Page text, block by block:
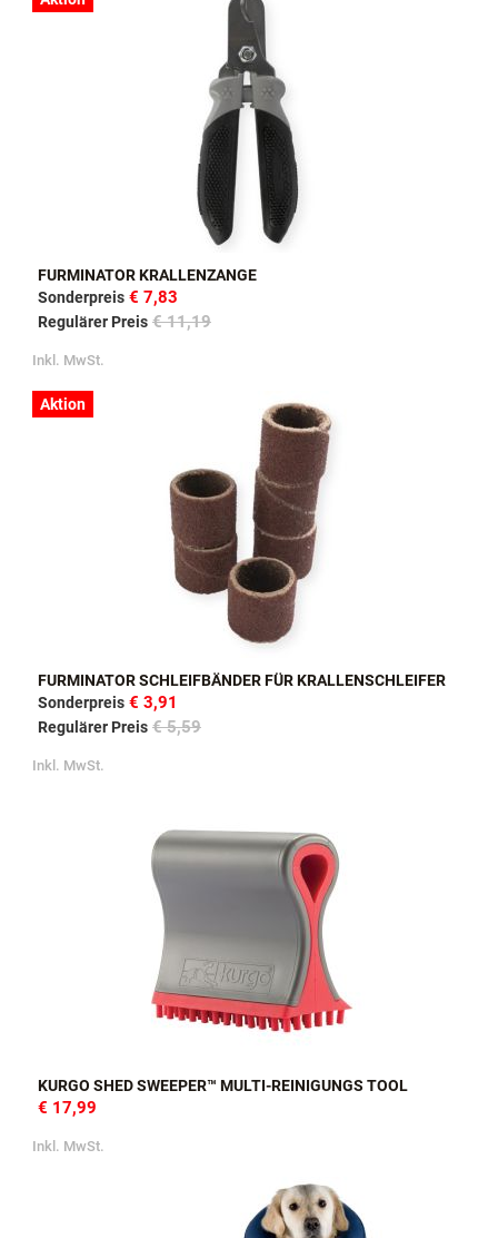
FURMINATOR KRALLENZANGE
Sonderpreis € 7,83
Regulärer Preis € 11,19
Inkl. MwSt.
Aktion
FURMINATOR SCHLEIFBÄNDER FÜR KRALLENSCHLEIFER
Sonderpreis € 3,91
Regulärer Preis € 5,59
Inkl. MwSt.
KURGO SHED SWEEPER™ MULTI-REINIGUNGS TOOL
€ 17,99
Inkl. MwSt.